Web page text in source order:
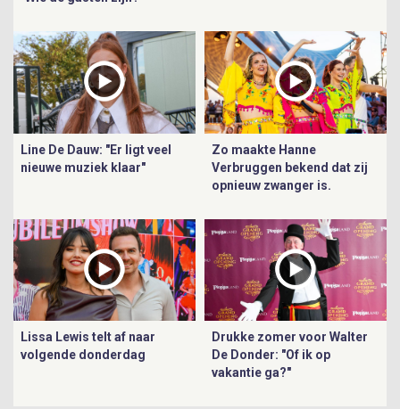
Line De Dauw: "Er ligt veel
nieuwe muziek klaar"
Zo maakte Hanne
Verbruggen bekend dat zij
opnieuw zwanger is.
Lissa Lewis telt af naar
volgende donderdag
Drukke zomer voor Walter
De Donder: "Of ik op
vakantie ga?"